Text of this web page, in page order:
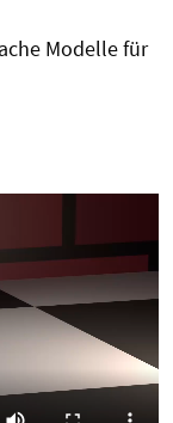
Modelle für